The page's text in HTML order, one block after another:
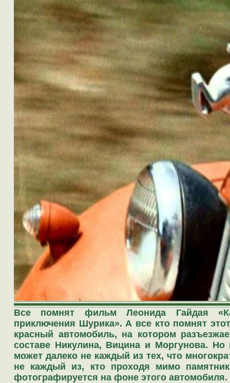
Все помнят фильм Леонида Гайдая
приключения Шурика». А все кто помнят
красный автомобиль, на котором
составе Никулина, Вицина и Моргунова. Но
может далеко не каждый из тех, что
не каждый из, кто проходя мимо
фотографируется на фоне этого автомобиля.